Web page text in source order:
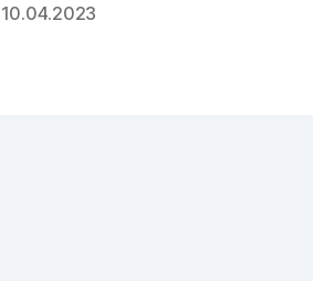
10.04.2023